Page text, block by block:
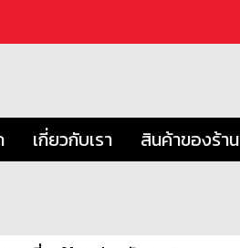
เกี่ยวกับเรา สินค้าของร้าน